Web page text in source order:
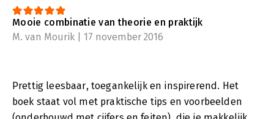
Mooie combinatie van theorie en praktijk
M. van Mourik | 17 november 2016
Prettig leesbaar, toegankelijk en inspirerend. Het
boek staat vol met praktische tips en voorbeelden